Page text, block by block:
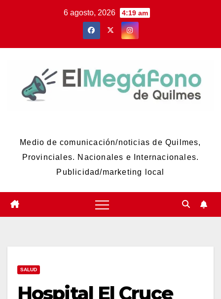
6 agosto, 2026 4:19 am
Medio de comunicación/noticias de Quilmes,
Provinciales. Nacionales e Internacionales.
Publicidad/marketing local
SALUD
Hospital El Cruce